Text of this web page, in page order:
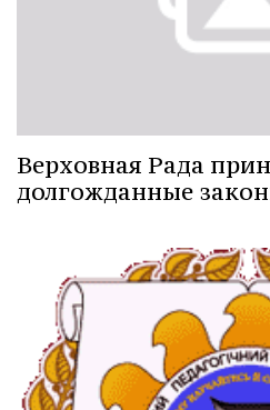
Верховная Рада
долгожданные